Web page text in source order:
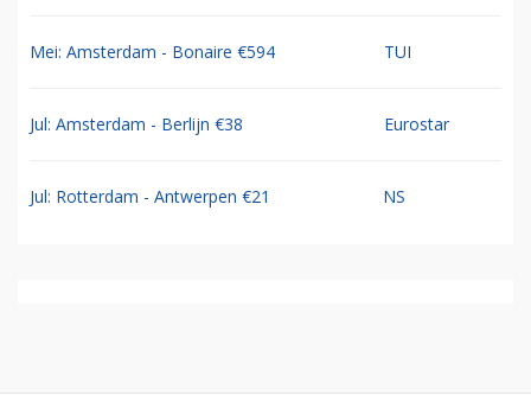
Mei: Amsterdam - Bonaire €594 TUI
Jul: Amsterdam - Berlijn €38 Eurostar
Jul: Rotterdam - Antwerpen €21 NS